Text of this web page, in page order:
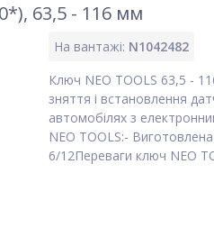
63,5 - 116 мм
На вантажі: N1042482
Ключ NEO TOOLS 63,5 -
зняття і встановлення
автомобілях з
NEO TOOLS:- Виготовлена
6/12Переваги ключ NEO